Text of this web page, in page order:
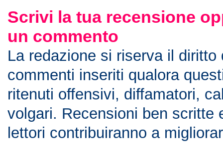
Scrivi la tua recensione
un commento
La redazione si riserva il diritto
commenti inseriti qualora
ritenuti offensivi, diffamatori,
volgari. Recensioni ben scritte
lettori contribuiranno a